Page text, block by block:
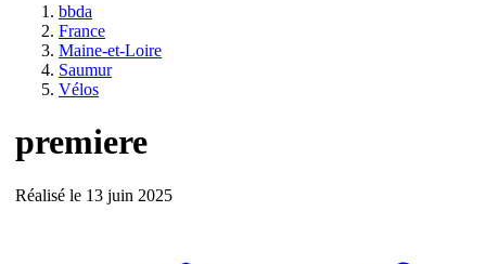
bbda
France
Maine-et-Loire
Saumur
Vélos
premiere
Réalisé le 13 juin 2025